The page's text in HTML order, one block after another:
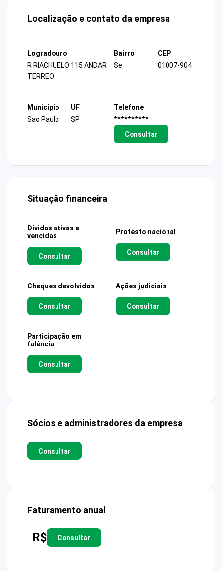
Localização e contato da empresa
Logradouro
R RIACHUELO 115 ANDAR
TERREO
Bairro
Se
CEP
01007-904
Município
Sao Paulo
UF
SP
Telefone
**********
Consultar
Situação financeira
Dívidas ativas e
vencidas
Consultar
Protesto nacional
Consultar
Cheques devolvidos
Consultar
Ações judiciais
Consultar
Participação em
falência
Consultar
Sócios e administradores da empresa
Consultar
Faturamento anual
R$ Consultar